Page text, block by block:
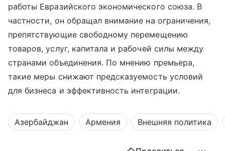
работы Евразийского экономического союза. В
частности, он обращал внимание на ограничения,
препятствующие свободному перемещению
товаров, услуг, капитала и рабочей силы между
странами объединения. По мнению премьера,
такие меры снижают предсказуемость условий
для бизнеса и эффективность интеграции.
Азербайджан Армения Внешняя политика